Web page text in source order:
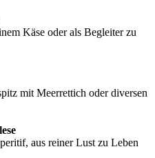
Käse oder als Begleiter zu
mit Meerrettich oder diversen
aus reiner Lust zu Leben